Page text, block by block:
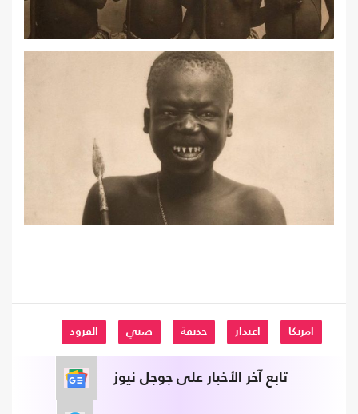
امريكا اعتذار حديقة صبي القرود
تابع آخر الأخبار على جوجل نيوز